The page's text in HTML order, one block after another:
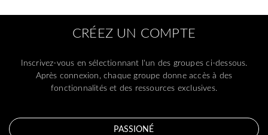
CRÉEZ UN COMPTE
Inscrivez-vous en sélectionnant l'un des groupes ci-dessous.
Après connexion, chaque groupe donne accès à des
fonctionnalités et des ressources exclusives.
PASSIONÉ